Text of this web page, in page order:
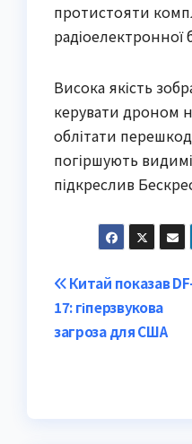
протистояти
радіоелектронної
Висока якість
керувати дроном
облітати
погіршують
підкреслив
Post
navigation
Китай показав
17: гіперзвукова
загроза для США